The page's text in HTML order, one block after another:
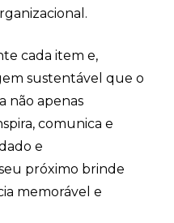
cada item e,
sustentável que o
não apenas
comunica e
e
próximo brinde
memorável e